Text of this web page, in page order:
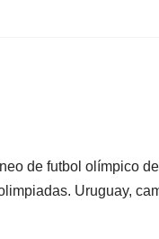
de futbol olímpico
Uruguay,